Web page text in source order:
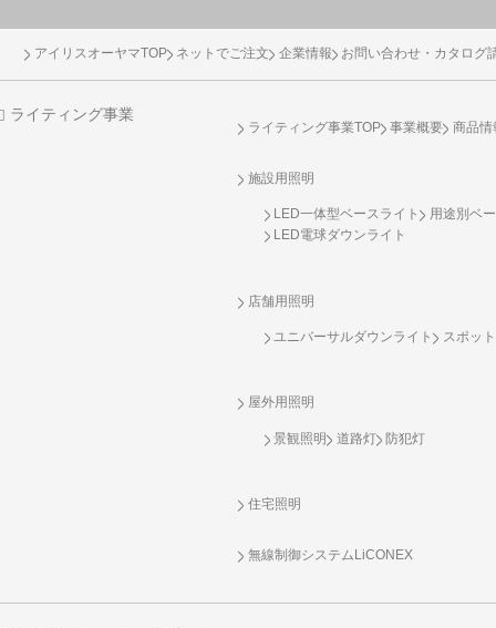
アイリスオーヤマTOP ネットでご注文 企業情報 お問い合わせ・カタログ
ライティング事業
ライティング事業TOP 事業概要 商品情
施設用照明
LED一体型ベースライト
用途別ベ
LED電球ダウンライト
店舗用照明
ユニバーサルダウンライト スポッ
屋外用照明
景観照明 道路灯 防犯灯
住宅照明
無線制御システム LiCONEX